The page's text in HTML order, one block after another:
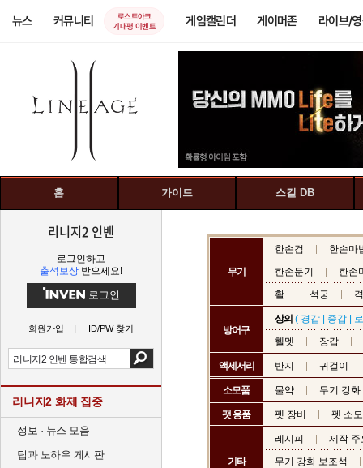
뉴스 커뮤니티
로스트아크
기대평 이벤트
게임캘린더 게이머존 라이브/
홈 가이드 스킬 DB
리니지2 인벤
로그인하고
출석보상 받으세요!
로그인
회원가입 ID/PW 찾기
리니지2 화제 집중
정보 · 뉴스 모음
팁과 노하우 게시판
무기
한손검
한손마
한손둔기
한손
활
석궁
방어구
상의 ( 경갑 중갑
헬멧
장갑
액세서리 반지 귀걸이
소모품 물약 무기 강
팻 용품 펫 장비 펫 소
기타
레시피
제작 주
무기 강화 보조석